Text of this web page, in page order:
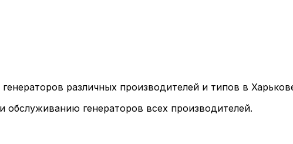
различных производителей и типов в
генераторов всех производителей.